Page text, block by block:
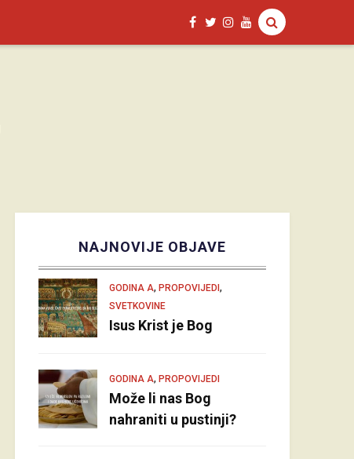
NAJNOVIJE OBJAVE
GODINA A, PROPOVIJEDI ,
SVETKOVINE
Isus Krist je Bog
GODINA A, PROPOVIJEDI
Može li nas Bog
nahraniti u pustinji?